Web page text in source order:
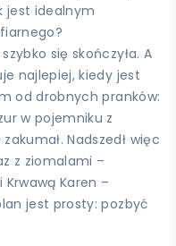
jest idealnym
się skończyła. A
najlepiej, kiedy jest
od drobnych pranków:
w pojemniku z
Nadszedł więc
z ziomalami –
Karen –
jest prosty: pozbyć